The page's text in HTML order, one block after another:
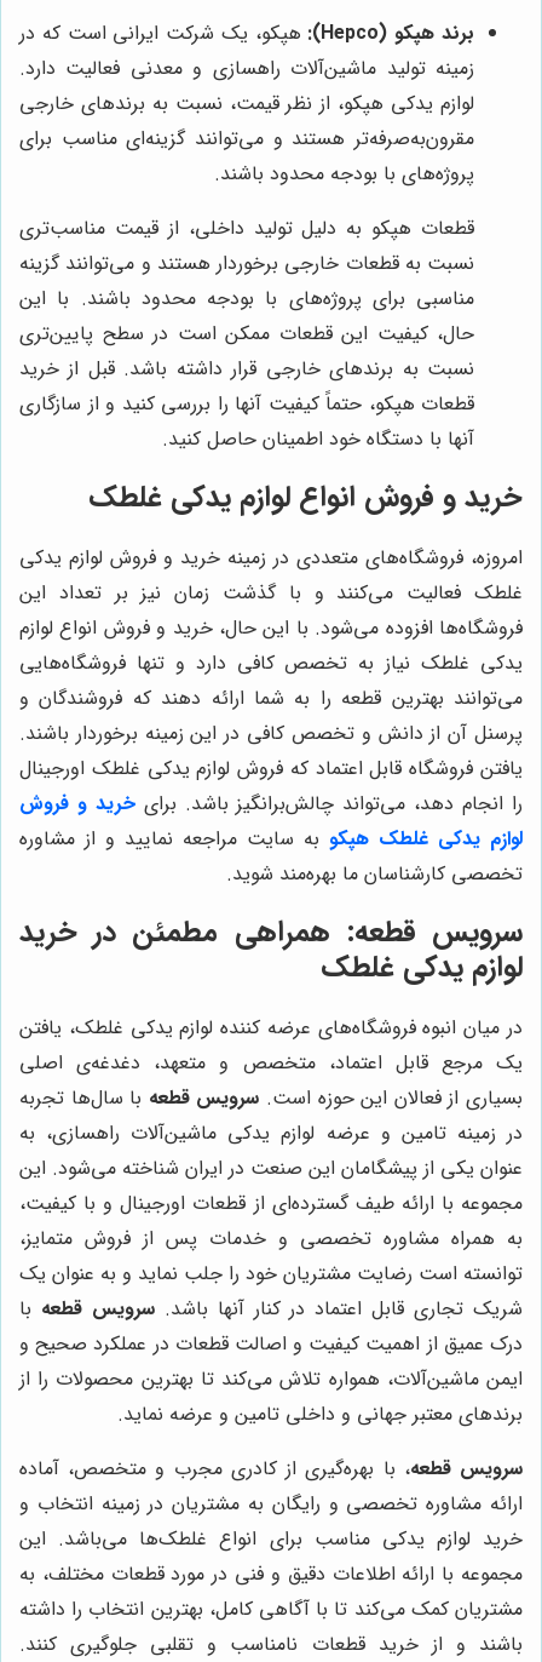
برند هپکو (Hepco):
هپکو، یک شرکت ایرانی است که در
زمینه تولید ماشین‌آلات راهسازی و معدنی فعالیت دارد.
لوازم یدکی هپکو، از نظر قیمت، نسبت به برندهای خارجی
مقرون‌به‌صرفه‌تر هستند و می‌توانند گزینه‌ای مناسب برای
پروژه‌های با بودجه محدود باشند.
قطعات هپکو به دلیل تولید داخلی، از قیمت مناسب‌تری
نسبت به قطعات خارجی برخوردار هستند و می‌توانند گزینه
مناسبی برای پروژه‌های با بودجه محدود باشند. با این
حال، کیفیت این قطعات ممکن است در سطح پایین‌تری
نسبت به برندهای خارجی قرار داشته باشد. قبل از خرید
قطعات هپکو، حتماً کیفیت آنها را بررسی کنید و از سازگاری
آنها با دستگاه خود اطمینان حاصل کنید.
خرید و فروش انواع لوازم یدکی غلطک
امروزه، فروشگاه‌های متعددی در زمینه خرید و فروش لوازم یدکی
غلطک فعالیت می‌کنند و با گذشت زمان نیز بر تعداد این
فروشگاه‌ها افزوده می‌شود. با این حال، خرید و فروش انواع لوازم
یدکی غلطک نیاز به تخصص کافی دارد و تنها فروشگاه‌هایی
می‌توانند بهترین قطعه را به شما ارائه دهند که فروشندگان و
پرسنل آن از دانش و تخصص کافی در این زمینه برخوردار باشند.
یافتن فروشگاه قابل اعتماد که فروش لوازم یدکی غلطک اورجینال
را انجام دهد، می‌تواند چالش‌برانگیز باشد. برایخرید و فروش
لوازم یدکی غلطک هپکو به سایت مراجعه نمایید و از مشاوره
تخصصی کارشناسان ما بهره‌مند شوید.
سرویس قطعه: همراهی مطمئن در خرید
لوازم یدکی غلطک
در میان انبوه فروشگاه‌های عرضه کننده لوازم یدکی غلطک، یافتن
یک مرجع قابل اعتماد، متخصص و متعهد، دغدغه‌ی اصلی
بسیاری از فعالان این حوزه است. سرویس قطعه با سال‌ها تجربه
در زمینه تامین و عرضه لوازم یدکی ماشین‌آلات راهسازی، به
عنوان یکی از پیشگامان این صنعت در ایران شناخته می‌شود. این
مجموعه با ارائه طیف گسترده‌ای از قطعات اورجینال و با کیفیت،
به همراه مشاوره تخصصی و خدمات پس از فروش متمایز،
توانسته است رضایت مشتریان خود را جلب نماید و به عنوان یک
شریک تجاری قابل اعتماد در کنار آنها باشد.سرویس قطعه با
درک عمیق از اهمیت کیفیت و اصالت قطعات در عملکرد صحیح و
ایمن ماشین‌آلات، همواره تلاش می‌کند تا بهترین محصولات را از
برندهای معتبر جهانی و داخلی تامین و عرضه نماید.
سرویس قطعه، با بهره‌گیری از کادری مجرب و متخصص، آماده
ارائه مشاوره تخصصی و رایگان به مشتریان در زمینه انتخاب و
خرید لوازم یدکی مناسب برای انواع غلطک‌ها می‌باشد. این
مجموعه با ارائه اطلاعات دقیق و فنی در مورد قطعات مختلف، به
مشتریان کمک می‌کند تا با آگاهی کامل، بهترین انتخاب را داشته
باشند و از خرید قطعات نامناسب و تقلبی جلوگیری کنند.